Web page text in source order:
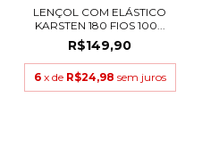
LENÇOL COM ELÁSTICO
KARSTEN 180 FIOS 100...
R$149,90
6 x de R$24,98 sem juros